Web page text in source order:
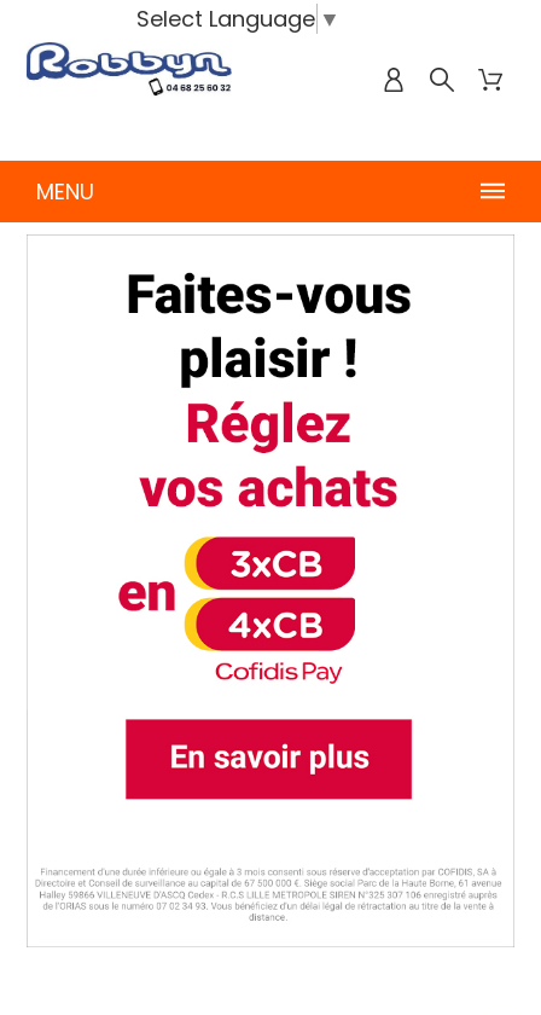
Select Language ▼
MENU